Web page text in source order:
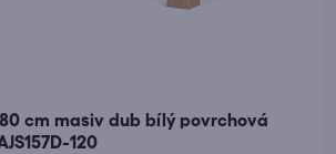
cm masiv dub bílý povrchová
120